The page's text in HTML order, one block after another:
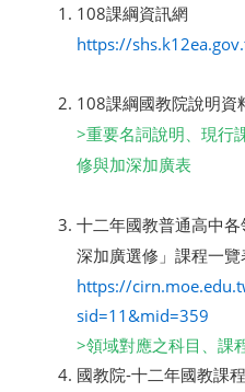
108課綱資訊網
https://
108課綱國教院說明資
>重要名詞說明、現行
修與加深加廣表
十二年國教普通高中
深加廣選修」課程一覽
https://
sid=11&mid=359
>領域對應之科目、課
國教院-十二年國教課